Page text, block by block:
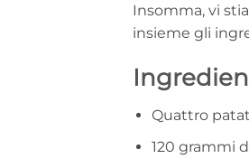
Insomma, vi
insieme gli
Quattro
120 grammi